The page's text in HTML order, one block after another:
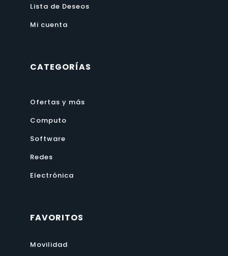
Lista de Deseos
Mi cuenta
CATEGORÍAS
Ofertas y más
Computo
Software
Redes
Electrónica
FAVORITOS
Movilidad